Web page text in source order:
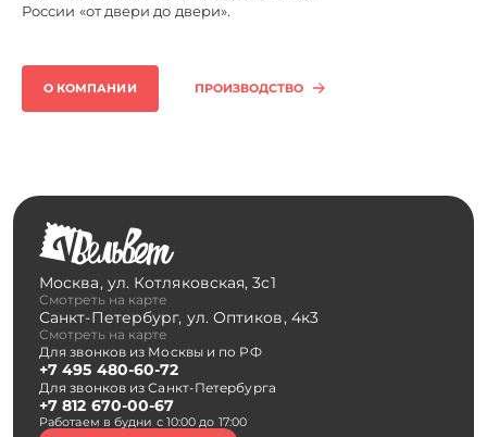
России «от двери до двери».
О КОМПАНИИ ПРОИЗВОДСТВО
Москва, ул. Котляковская, 3с1
Смотреть на карте
Санкт-Петербург, ул. Оптиков, 4к3
Смотреть на карте
Для звонков из Москвы и по РФ
+7 495 480-60-72
Для звонков из Санкт-Петербурга
+7 812 670-00-67
Работаем в будни с 10:00 до 17:00